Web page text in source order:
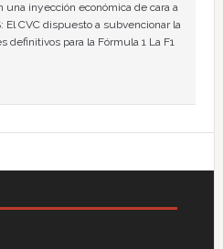
una inyección económica de cara a
El CVC dispuesto a subvencionar la
definitivos para la Fórmula 1 La F1